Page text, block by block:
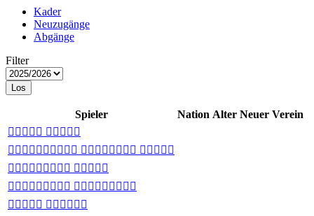
Kader
Neuzugänge
Abgänge
Filter
Los
Spieler Nation Alter Neuer Verein
 
  
 
 
 